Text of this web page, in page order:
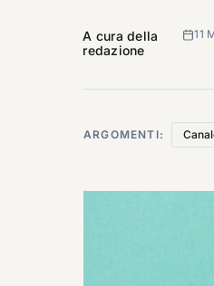
A cura della
redazione
11
ARGOMENTI: